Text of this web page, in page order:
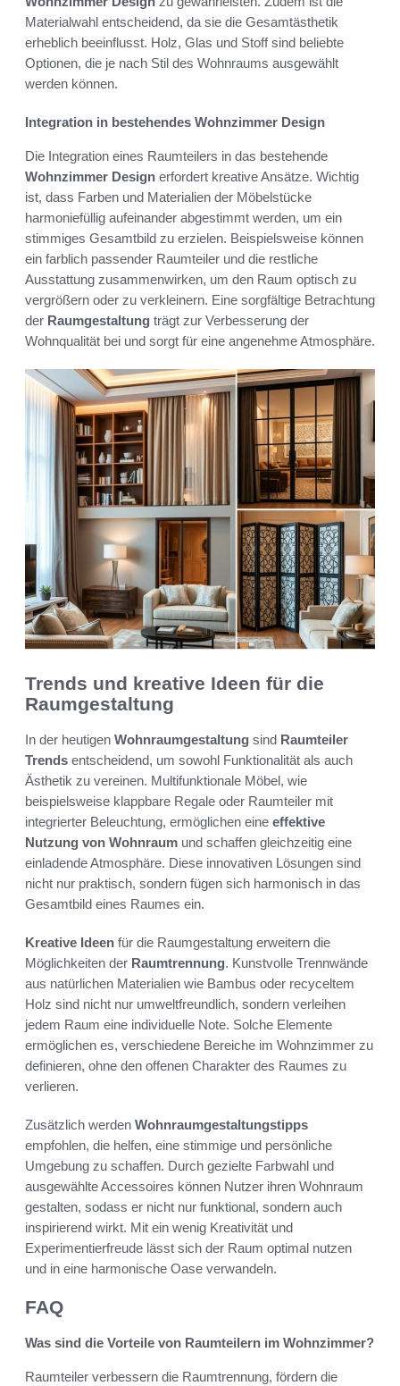
Materialwahl entscheidend, da sie die Gesamtästhetik
erheblich beeinflusst. Holz, Glas und Stoff sind beliebte
Optionen, die je nach Stil des Wohnraums ausgewählt
werden können.
Integration in bestehendes Wohnzimmer Design
Die Integration eines Raumteilers in das bestehende
Wohnzimmer Design erfordert kreative Ansätze. Wichtig
ist, dass Farben und Materialien der Möbelstücke
harmoniefüllig aufeinander abgestimmt werden, um ein
stimmiges Gesamtbild zu erzielen. Beispielsweise können
ein farblich passender Raumteiler und die restliche
Ausstattung zusammenwirken, um den Raum optisch zu
vergrößern oder zu verkleinern. Eine sorgfältige Betrachtung
der Raumgestaltung trägt zur Verbesserung der
Wohnqualität bei und sorgt für eine angenehme Atmosphäre.
Trends und kreative Ideen für die
Raumgestaltung
In der heutigen Wohnraumgestaltung sind Raumteiler
Trends entscheidend, um sowohl Funktionalität als auch
Ästhetik zu vereinen. Multifunktionale Möbel, wie
beispielsweise klappbare Regale oder Raumteiler mit
integrierter Beleuchtung, ermöglichen eine effektive
Nutzung von Wohnraum und schaffen gleichzeitig eine
einladende Atmosphäre. Diese innovativen Lösungen sind
nicht nur praktisch, sondern fügen sich harmonisch in das
Gesamtbild eines Raumes ein.
Kreative Ideen für die Raumgestaltung erweitern die
Möglichkeiten der Raumtrennung. Kunstvolle Trennwände
aus natürlichen Materialien wie Bambus oder recyceltem
Holz sind nicht nur umweltfreundlich, sondern verleihen
jedem Raum eine individuelle Note. Solche Elemente
ermöglichen es, verschiedene Bereiche im Wohnzimmer zu
definieren, ohne den offenen Charakter des Raumes zu
verlieren.
Zusätzlich werden Wohnraumgestaltungstipps
empfohlen, die helfen, eine stimmige und persönliche
Umgebung zu schaffen. Durch gezielte Farbwahl und
ausgewählte Accessoires können Nutzer ihren Wohnraum
gestalten, sodass er nicht nur funktional, sondern auch
inspirierend wirkt. Mit ein wenig Kreativität und
Experimentierfreude lässt sich der Raum optimal nutzen
und in eine harmonische Oase verwandeln.
FAQ
Was sind die Vorteile von Raumteilern im Wohnzimmer?
Raumteiler verbessern die Raumtrennung, fördern die